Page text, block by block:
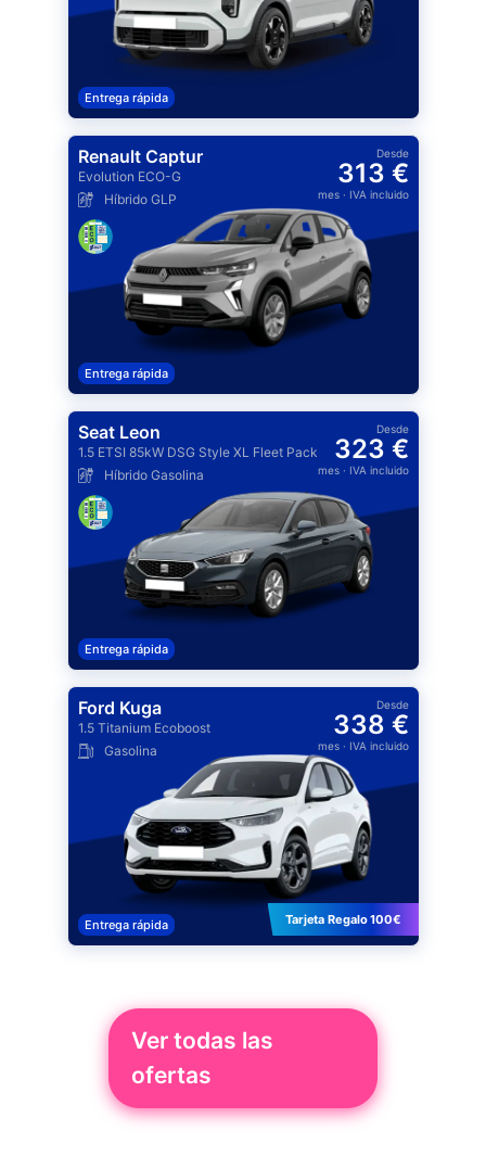
Entrega rápida
Renault Captur
Evolution ECO-G
Híbrido GLP
Desde
313 €
mes· IVA incluido
Entrega rápida
Seat Leon
1.5 ETSI 85kW DSG Style XL Fleet Pack
Híbrido Gasolina
Desde
323 €
mes· IVA incluido
Entrega rápida
Ford Kuga
1.5 Titanium Ecoboost
Gasolina
Desde
338 €
mes· IVA incluido
Entrega rápida Tarjeta Regalo 100€
Ver todas las
ofertas